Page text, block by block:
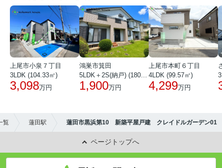
上尾市小泉７丁目
3LDK (104.33㎡)
3,098万円
鴻巣市箕田
1,900万円
上尾市本町６丁目
4LDK (99.57㎡)
4,299万円
覧 蓮田駅 蓮田市黒浜第10 新築平屋戸建 クレイドルガーデン01
ページトップへ